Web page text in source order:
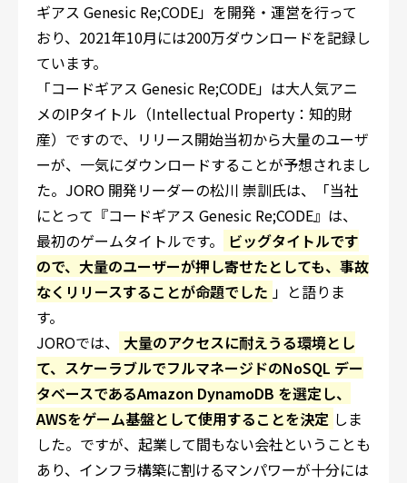
ギアス Genesic Re;CODE」を開発・運営を行って
おり、2021年10月には200万ダウンロードを記録し
ています。
「コードギアス Genesic Re;CODE」は大人気アニ
メのIPタイトル（Intellectual Property：知的財
産）ですので、リリース開始当初から大量のユーザ
ーが、一気にダウンロードすることが予想されまし
た。JORO 開発リーダーの松川 崇訓氏は、「当社
にとって『コードギアス Genesic Re;CODE』は、
最初のゲームタイトルです。
ビッグタイトルです
ので、大量のユーザーが押し寄せたとしても、事故
なくリリースすることが命題でした 」と語りま
す。
JOROでは、
大量のアクセスに耐えうる環境とし
て、スケーラブルでフルマネージドのNoSQL デー
タベースであるAmazon DynamoDB を選定し、
AWSをゲーム基盤として使用することを決定 しま
した。ですが、起業して間もない会社ということも
あり、インフラ構築に割けるマンパワーが十分には